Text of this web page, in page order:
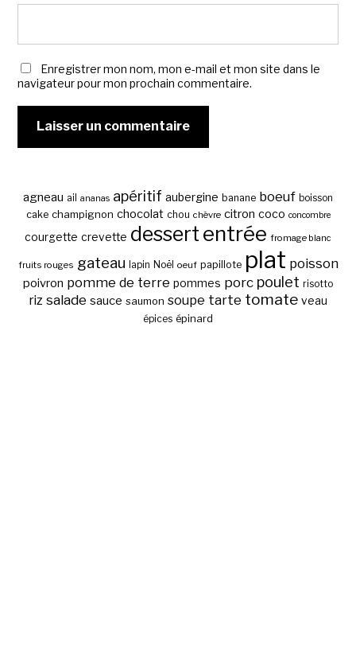
Enregistrer mon nom, mon e-mail et mon site dans le
navigateur pour mon prochain commentaire.
agneau ail ananas apéritif aubergine banane boeuf boisson
cake champignon chocolat chou chèvre citron coco concombre
courgette crevette dessert entrée fromage blanc
fruits rouges gateau lapin Noël oeuf papillote plat poisson
poivron pomme de terre pommes porc poulet risotto
riz salade sauce saumon soupe tarte tomate veau
épices épinard